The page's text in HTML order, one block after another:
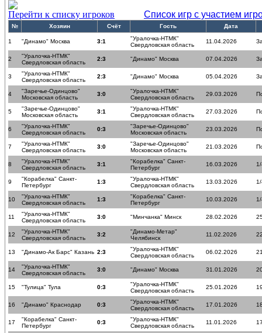
Перейти к списку игроков
Список игр с участием
№ Хозяин Счёт Гость Дата
1 "Динамо" Москва 3:1
"Уралочка-НТМК"
Свердловская область
11.04.2026
2
"Уралочка-НТМК"
Свердловская область
2:3 "Динамо" Москва 07.04.2026
3
"Уралочка-НТМК"
Свердловская область
2:3 "Динамо" Москва 05.04.2026
4
"Заречье-Одинцово"
Московская область
3:0
"Уралочка-НТМК"
Свердловская область
29.03.2026
5
"Заречье-Одинцово"
Московская область
3:1
"Уралочка-НТМК"
Свердловская область
27.03.2026
6
"Уралочка-НТМК"
Свердловская область
0:3
"Заречье-Одинцово"
Московская область
23.03.2026
7
"Уралочка-НТМК"
Свердловская область
3:0
"Заречье-Одинцово"
Московская область
21.03.2026
8
"Уралочка-НТМК"
Свердловская область
3:1
"Корабелка" Санкт-
Петербург
16.03.2026
9
"Корабелка" Санкт-
Петербург
1:3
"Уралочка-НТМК"
Свердловская область
13.03.2026
10
"Уралочка-НТМК"
Свердловская область
1:3
"Корабелка" Санкт-
Петербург
10.03.2026
11
"Уралочка-НТМК"
Свердловская область
3:0 "Минчанка" Минск 28.02.2026
12
"Уралочка-НТМК"
Свердловская область
3:2
"Динамо-Метар"
Челябинск
11.02.2026
13 "Динамо-Ак Барс" Казань 2:3
"Уралочка-НТМК"
Свердловская область
06.02.2026
14
"Уралочка-НТМК"
Свердловская область
3:0 "Динамо" Москва 31.01.2026
15 "Тулица" Тула 0:3
"Уралочка-НТМК"
Свердловская область
25.01.2026
16 "Динамо" Краснодар 0:3
"Уралочка-НТМК"
Свердловская область
17.01.2026
17
"Корабелка" Санкт-
Петербург
0:3
"Уралочка-НТМК"
Свердловская область
11.01.2026